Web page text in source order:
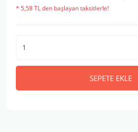
* 5,58 TL den başlayan taksitlerle!
SEPETE EKLE